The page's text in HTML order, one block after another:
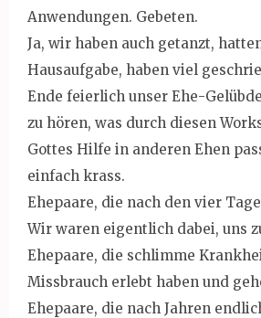
Anwendungen. Gebeten.
Ja, wir haben auch getanzt,
Hausaufgabe, haben viel
Ende feierlich unser Ehe-
zu hören, was durch diesen
Gottes Hilfe in anderen Ehen
einfach krass.
Ehepaare, die nach den vier
Wir waren eigentlich dabei, uns
Ehepaare, die schlimme
Missbrauch erlebt haben und
Ehepaare, die nach Jahren